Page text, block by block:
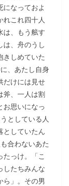
になっておよ
れこれ四十人
は、もう舷す
は、舟のうし
きしめていた
、あたし自身
だけには見せ
斧、一人は割
お思いになっ
としている人
としていたん
合わないあた
たっけ。「こ
したちみんな
ら」。その男